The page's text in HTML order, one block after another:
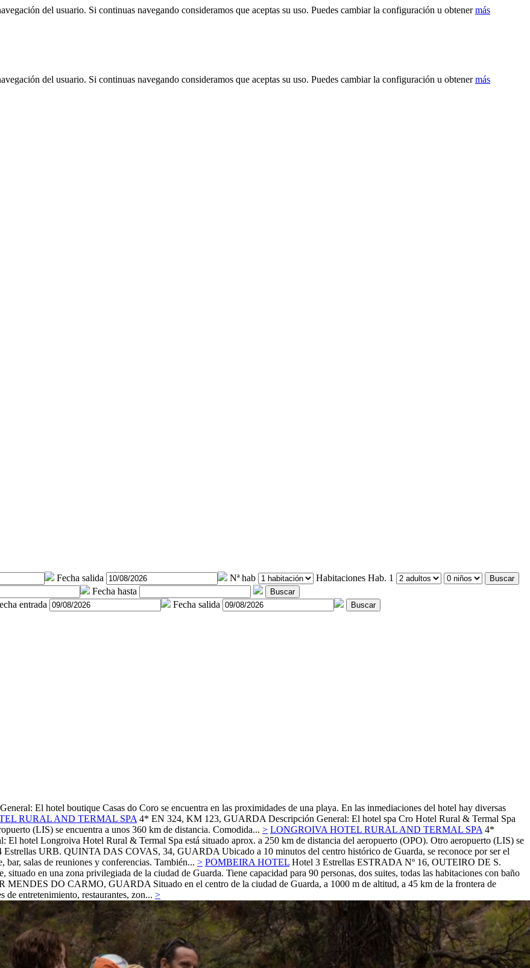
del usuario. Si continuas navegando consideramos que aceptas su uso. Puedes cambiar la configuración u obtenermás
del usuario. Si continuas navegando consideramos que aceptas su uso. Puedes cambiar la configuración u obtenermás
Fecha salida Nª hab Habitaciones Hab. 1 Buscar
Fecha hasta Buscar
entrada Fecha salida Buscar
El hotel boutique Casas do Coro se encuentra en las proximidades de una playa. En las inmediaciones del hotel hay diversas
RURAL AND TERMAL SPA 4* EN 324, KM 123, GUARDA Descripción General: El hotel spa Cro Hotel Rural & Termal Spa
(LIS) se encuentra a unos 360 km de distancia. Comodida... > LONGROIVA HOTEL RURAL AND TERMAL SPA 4*
El hotel Longroiva Hotel Rural & Termal Spa está situado aprox. a 250 km de distancia del aeropuerto (OPO). Otro aeropuerto (LIS) se
Estrellas URB. QUINTA DAS COVAS, 34, GUARDA Ubicado a 10 minutos del centro histórico de Guarda, se reconoce por ser el
salas de reuniones y conferencias. También... > POMBEIRA HOTEL Hotel 3 Estrellas ESTRADA Nº 16, OUTEIRO DE S.
en una zona privilegiada de la ciudad de Guarda. Tiene capacidad para 90 personas, dos suites, todas las habitaciones con baño
MENDES DO CARMO, GUARDA Situado en el centro de la ciudad de Guarda, a 1000 m de altitud, a 45 km de la frontera de
de entretenimiento, restaurantes, zon... >